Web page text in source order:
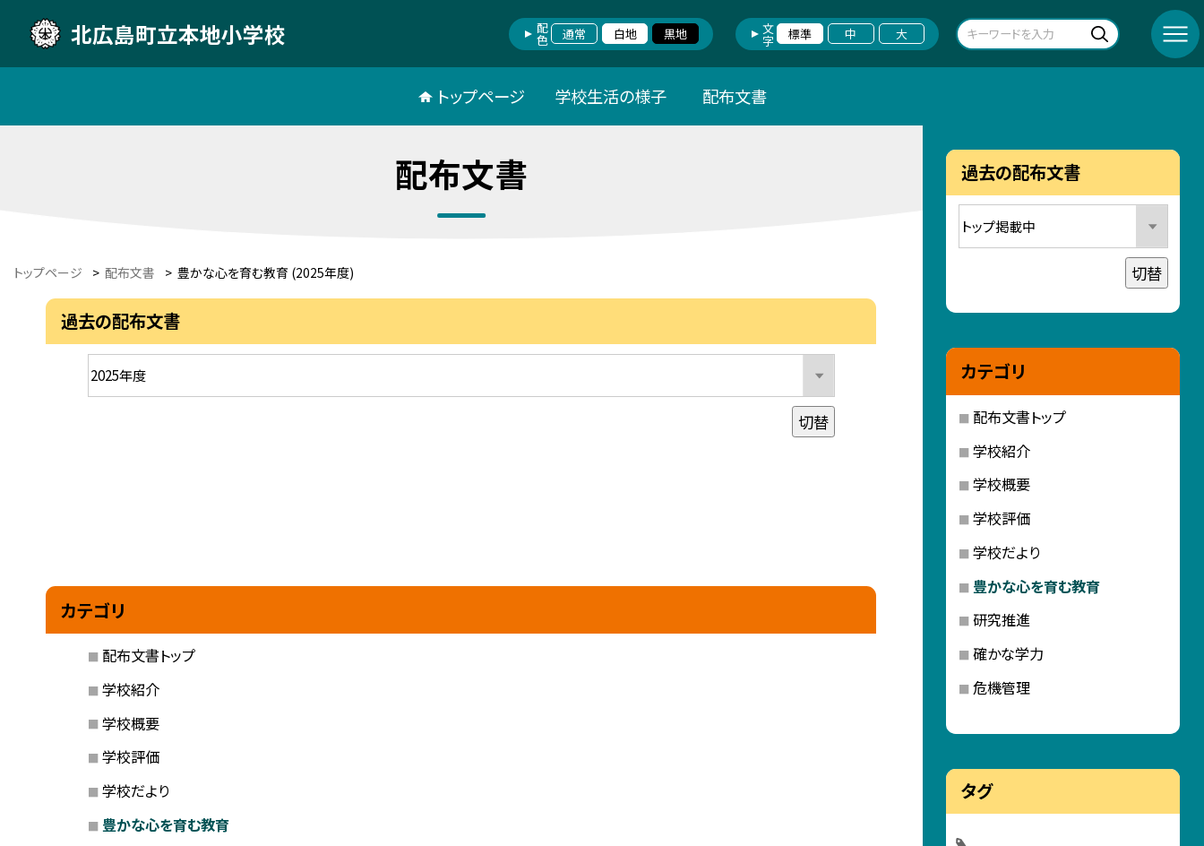
北広島町立本地小学校 配色 通常 白地 黒地 文字 標準 中 大
トップページ 学校生活の様子 配布文書
配布文書
トップページ > 配布文書 > 豊かな心を育む教育 (2025年度)
過去の配布文書
切替
カテゴリ
配布文書トップ
学校紹介
学校概要
学校評価
学校だより
豊かな心を育む教育
過去の配布文書
切替
カテゴリ
配布文書トップ
学校紹介
学校概要
学校評価
学校だより
豊かな心を育む教育
研究推進
確かな学力
危機管理
タグ